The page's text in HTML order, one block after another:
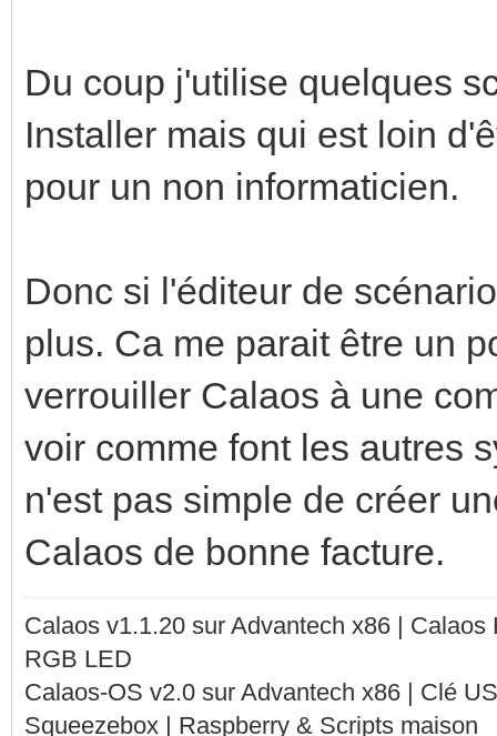
Du coup j'utilise quelques
Installer mais qui est loin
pour un non informaticien.
Donc si l'éditeur de
plus. Ca me parait être un
verrouiller Calaos à une
voir comme font les autres
n'est pas simple de créer
Calaos de bonne facture.
Calaos v1.1.20 sur Advantech x86 |
RGB LED
Calaos-OS v2.0 sur Advantech x86 | Clé
Squeezebox | Raspberry & Scripts maison